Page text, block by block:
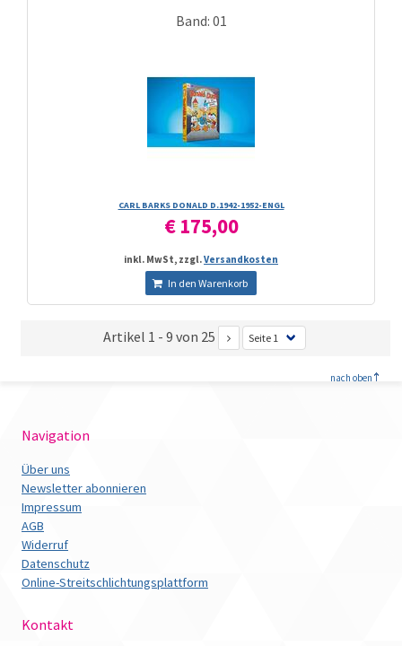
Band: 01
CARL BARKS DONALD D.1942-1952-ENGL
€ 175,00
inkl. MwSt, zzgl.Versandkosten
In den Warenkorb
Artikel 1 - 9 von 25
nach oben
Navigation
Über uns
Newsletter abonnieren
Impressum
AGB
Widerruf
Datenschutz
Online-Streitschlichtungsplattform
Kontakt